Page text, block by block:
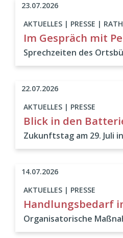
AKTUELLES | PRESSE |
Im Gespräch mit
Sprechzeiten des
23.07.2026
AKTUELLES | PRESSE
Blick in den
Zukunftstag am 29. Juli
22.07.2026
AKTUELLES | PRESSE
Handlungsbedarf
Organisatorische
14.07.2026